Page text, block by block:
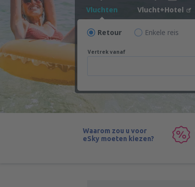
Vluchten Vlucht+Hotel
Retour Enkele reis
Vertrek vanaf
Waarom zou u voor
eSky moeten kiezen?